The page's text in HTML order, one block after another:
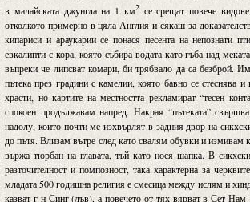
в малайската джунгла на 1 км2се срещат повече
отколкото примерно в цяла Англия и сякаш за
кипариси и араукарии се понася песента на непознати
евкалипти с кора, която събира водата като гъба над
въпреки че липсват комари, би трябвало да са безброй.
пътека през градини с камелии, която бавно се стеснява
храсти, но картите на местността рекламират “тесен
спокоен продължавам напред. Накрая “пътеката”
надолу, които почти ме изхвърлят в задния двор на
до пътя. Влизам вътре след като свалям обувки и измивам
вържа тюрбан на главата, тъй като нося шапка. В
разточителност и помпозност, така характерна за
младата 500 годишна религия е смесица между ислям и
казват г-н Синг (лъв), а повечето от тях вярват в Сет Нам